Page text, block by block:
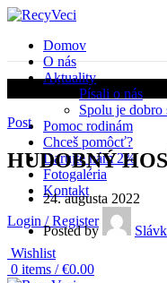
Domov
O nás
Aktuality
Písali o nás
Spolu je dobro
Pomoc rodinám
Chceš pomôcť?
Darujte nám 2%
Fotogaléria
Kontakt
Login / Register
Wishlist
0 items / €0.00
Aktuality
Post
HUDOBNÝ
24. augusta 2022
Posted by